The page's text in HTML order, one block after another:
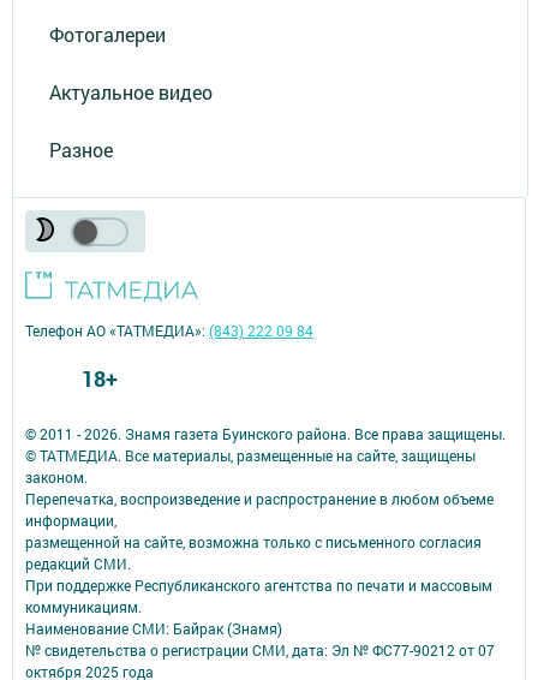
Фотогалереи
Актуальное видео
Разное
© 2011 - 2026. Знамя газета Буинского района. Все права защищены.
© ТАТМЕДИА. Все материалы, размещенные на сайте, защищены
законом.
Перепечатка, воспроизведение и распространение в любом объеме
информации,
размещенной на сайте, возможна только с письменного согласия
редакций СМИ.
При поддержке Республиканского агентства по печати и массовым
коммуникациям.
Наименование СМИ: Байрак (Знамя)
№ свидетельства о регистрации СМИ, дата: Эл № ФС77-90212 от 07
октября 2025 года
Телефон АО «ТАТМЕДИА»:(843) 222 09 84
18+